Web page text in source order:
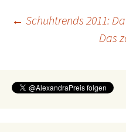
← Schuhtrends 2011:
Das